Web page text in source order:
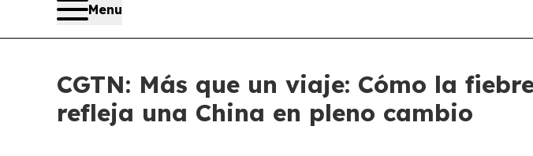
Menu
CGTN: Más que un viaje: Cómo la
refleja una China en pleno cambio